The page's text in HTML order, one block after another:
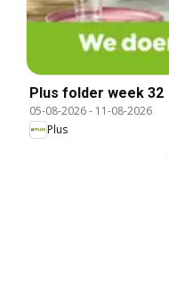
Plus folder week 32
05-08-2026- 11-08-2026
Plus